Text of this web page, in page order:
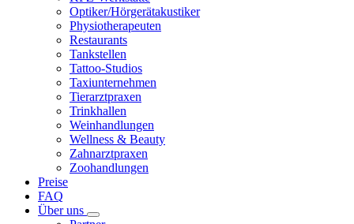
Optiker/Hörgerätakustiker
Physiotherapeuten
Restaurants
Tankstellen
Tattoo-Studios
Taxiunternehmen
Tierarztpraxen
Trinkhallen
Weinhandlungen
Wellness & Beauty
Zahnarztpraxen
Zoohandlungen
Preise
FAQ
Über uns